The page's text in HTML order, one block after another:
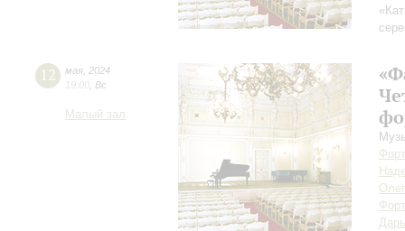
12 мая 2024
19:00 Вс
Малый зал